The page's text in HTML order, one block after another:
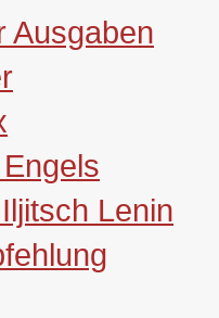
Ausgaben
Lenin